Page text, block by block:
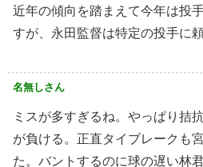
近年の傾向を踏まえて今年は投
すが、永田監督は特定の投手に
名無しさん
ミスが多すぎるね。やっぱり拮
が負ける。正直タイブレークも
た。バントするのに球の遅い林